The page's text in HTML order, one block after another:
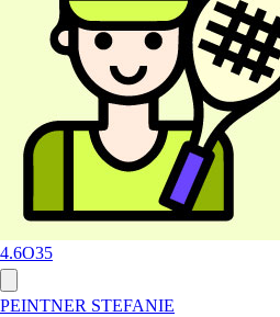
4.6O35
PEINTNER STEFANIE